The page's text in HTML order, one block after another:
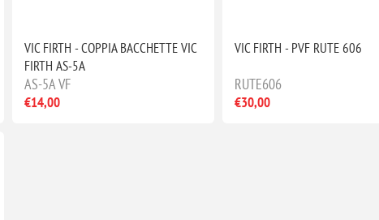
VIC FIRTH - COPPIA BACCHETTE VIC
FIRTH AS-5A
AS-5A VF
€14,00
VIC FIRTH - PVF RUTE 606
RUTE606
€30,00